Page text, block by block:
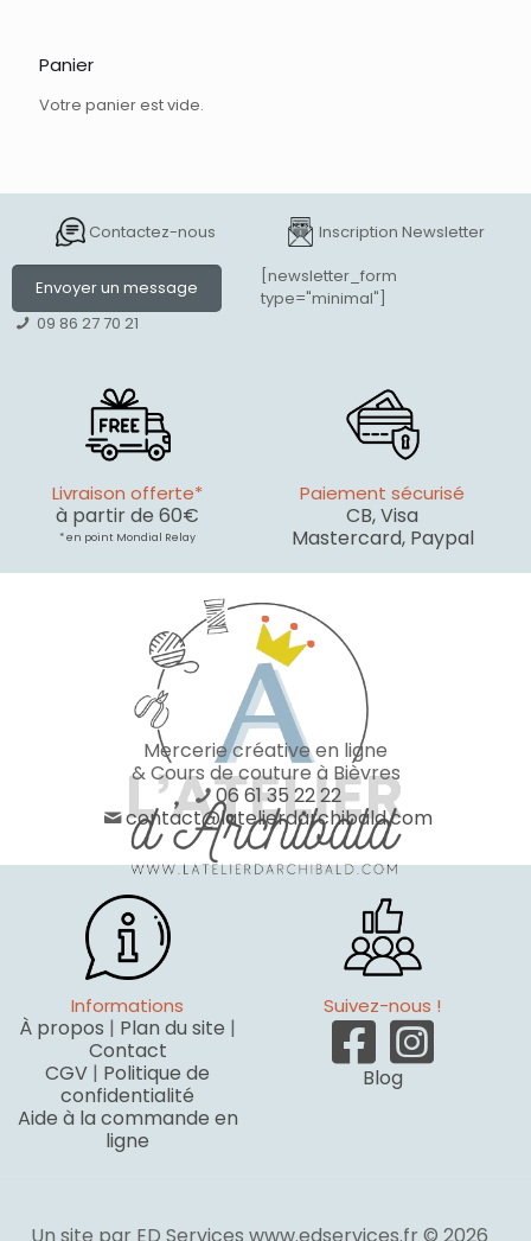
Panier
Votre panier est vide.
Contactez-nous
Envoyer un message
09 86 27 70 21
Inscription Newsletter
[newsletter_form
type="minimal"]
Livraison offerte*
à partir de 60€
* en point Mondial Relay
Paiement sécurisé
CB, Visa
Mastercard, Paypal
Mercerie créative en ligne
& Cours de couture à Bièvres
06 61 35 22 22
contact@latelierdarchibald.com
Informations
À propos | Plan du site |
Contact
CGV | Politique de
confidentialité
Aide à la commande en
ligne
Suivez-nous !
Blog